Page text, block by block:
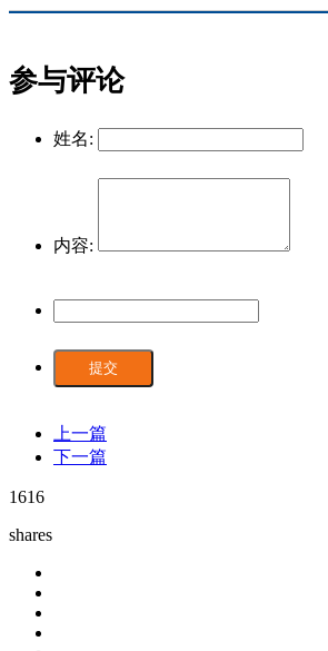
参与评论
姓名:
内容:
提交
上一篇
下一篇
1616
shares